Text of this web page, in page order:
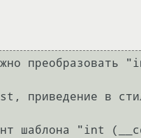
преобразовать
шаблона "int